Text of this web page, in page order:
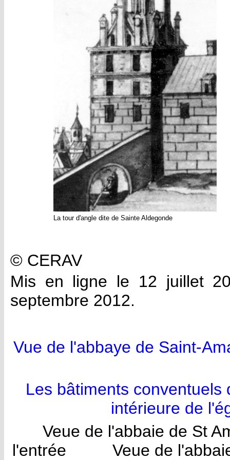
La tour d'angle dite de Sainte Aldegonde
© CERAV
Mis en ligne le 12 juillet
septembre 2012.
Vue de l'abbaye de Saint-
Les bâtiments conventuels
intérieure de
Veue de l'abbaie de St
l'entrée Veue de l'abbaie